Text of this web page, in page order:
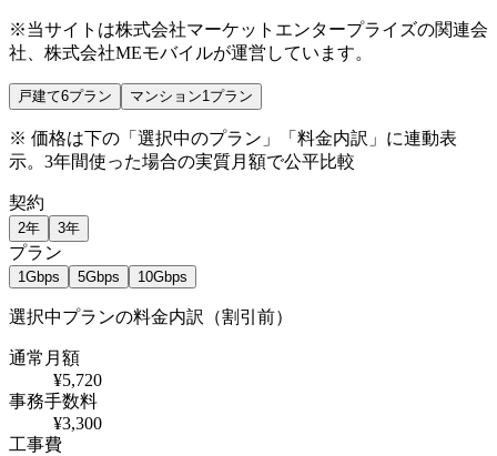
※当サイトは株式会社マーケットエンタープライズの関連会
社、株式会社MEモバイルが運営しています。
戸建て6プラン マンション1プラン
※ 価格は下の「選択中のプラン」「料金内訳」に連動表
示。3年間使った場合の実質月額で公平比較
契約
2年 3年
プラン
1Gbps 5Gbps 10Gbps
選択中プランの料金内訳（割引前）
通常月額
¥5,720
事務手数料
¥3,300
工事費